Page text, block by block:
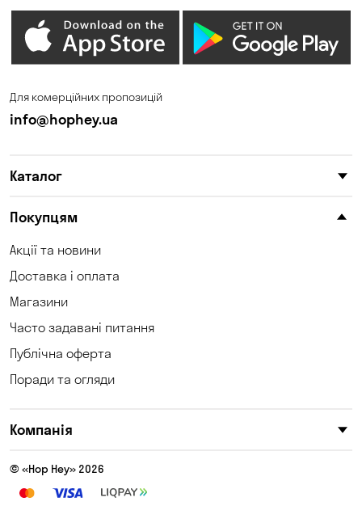
Для комерційних пропозицій
info@hophey.ua
Каталог
Покупцям
Акції та новини
Доставка і оплата
Магазини
Часто задавані питання
Публічна оферта
Поради та огляди
Компанія
© «Hop Hey» 2026